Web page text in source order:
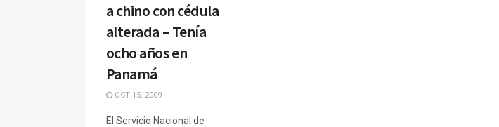
a chino con cédula
alterada – Tenía
ocho años en
Panamá
OCT 15, 2009
El Servicio Nacional de